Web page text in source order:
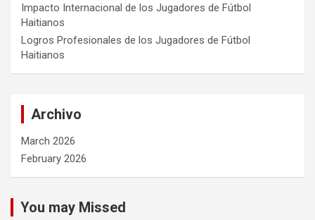
Impacto Internacional de los Jugadores de Fútbol
Haitianos
Logros Profesionales de los Jugadores de Fútbol
Haitianos
Archivo
March 2026
February 2026
You may Missed